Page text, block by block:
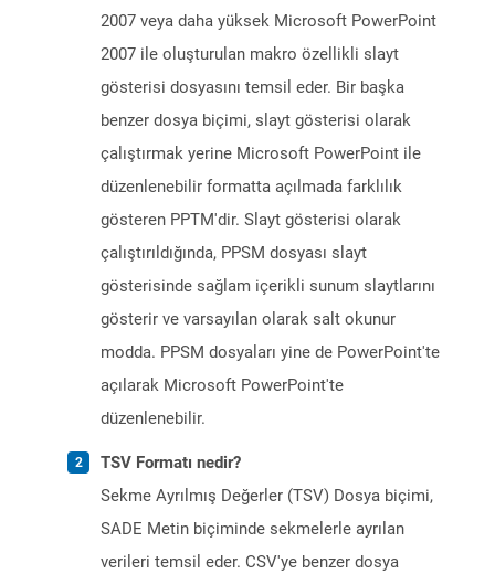
2007 veya daha yüksek Microsoft PowerPoint
2007 ile oluşturulan makro özellikli slayt
gösterisi dosyasını temsil eder. Bir başka
benzer dosya biçimi, slayt gösterisi olarak
çalıştırmak yerine Microsoft PowerPoint ile
düzenlenebilir formatta açılmada farklılık
gösteren PPTM'dir. Slayt gösterisi olarak
çalıştırıldığında, PPSM dosyası slayt
gösterisinde sağlam içerikli sunum slaytlarını
gösterir ve varsayılan olarak salt okunur
modda. PPSM dosyaları yine de PowerPoint'te
açılarak Microsoft PowerPoint'te
düzenlenebilir.
TSV Formatı nedir?
Sekme Ayrılmış Değerler (TSV) Dosya biçimi,
SADE Metin biçiminde sekmelerle ayrılan
verileri temsil eder. CSV'ye benzer dosya